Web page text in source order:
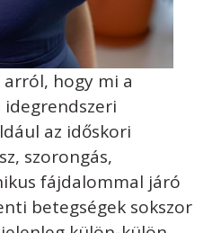
hogy mi a
az időskori
szorongás,
fájdalommal járó
betegségek sokszor